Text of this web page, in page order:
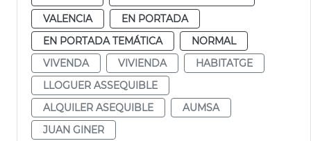
VALENCIA
EN PORTADA
EN PORTADA TEMÁTICA
NORMAL
VIVENDA
VIVIENDA
HABITATGE
LLOGUER ASSEQUIBLE
ALQUILER ASEQUIBLE
AUMSA
JUAN GINER